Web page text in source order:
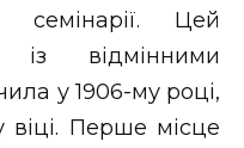
семінарії. Цей
із відмінними
у 1906-му році,
віці. Перше місце